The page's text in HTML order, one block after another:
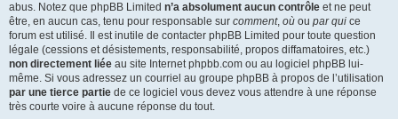
abus. Notez que phpBB Limited n’a absolument aucun contrôle et ne peut
être, en aucun cas, tenu pour responsable sur comment, où ou par qui ce
forum est utilisé. Il est inutile de contacter phpBB Limited pour toute question
légale (cessions et désistements, responsabilité, propos diffamatoires, etc.)
non directement liée au site Internet phpbb.com ou au logiciel phpBB lui-
même. Si vous adressez un courriel au groupe phpBB à propos de l’utilisation
par une tierce partie de ce logiciel vous devez vous attendre à une réponse
très courte voire à aucune réponse du tout.